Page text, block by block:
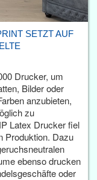
SETZT AUF
Drucker, um
Bilder oder
anzubieten,
zu
Latex Drucker fiel
Produktion. Dazu
ebenso drucken
oder